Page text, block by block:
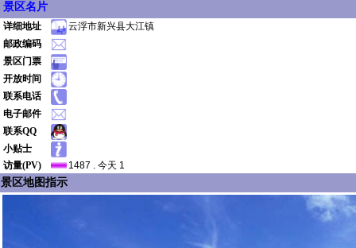
景区名片
详细地址
云浮市新兴县大江镇
邮政编码
景区门票
开放时间
联系电话
电子邮件
联系QQ
小贴士
访量(PV)
1487 . 今天 1
景区地图指示